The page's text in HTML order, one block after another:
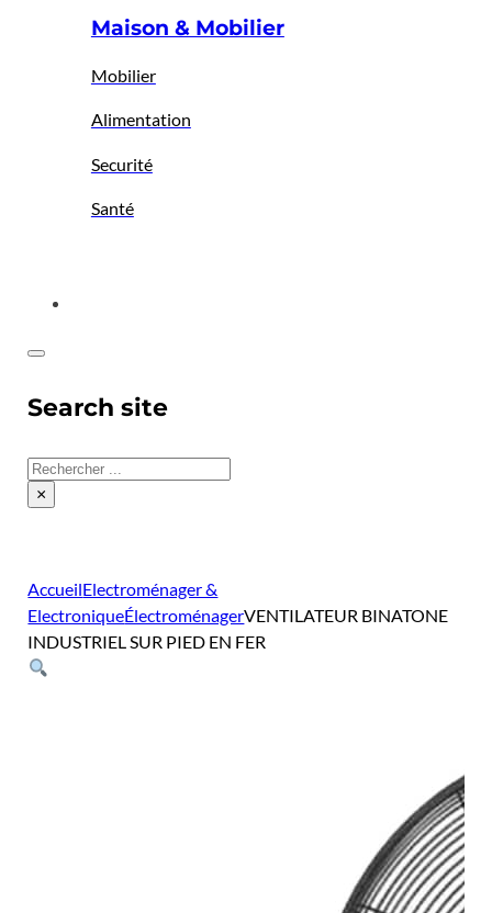
Maison & Mobilier
Mobilier
Alimentation
Securité
Santé
Search site
Rechercher
×
AccueilElectroménager &
ElectroniqueÉlectroménagerVENTILATEUR BINATONE
INDUSTRIEL SUR PIED EN FER